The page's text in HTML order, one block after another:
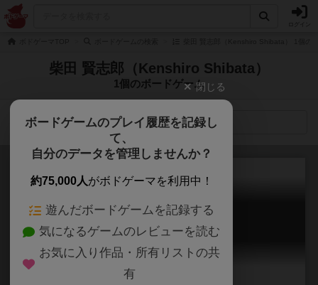
柴田 賢志郎（Kenshiro Shibata）
1個のボードゲーム
検索メニュー
惑星バトルNo.1
Planet Battle Number One
閉じる
ボードゲームのプレイ履歴を記録し
て、
自分のデータを管理しませんか？
約75,000人がボドゲーマを利用中！
遊んだボードゲームを記録する
気になるゲームのレビューを読む
お気に入り作品・所有リストの共
有